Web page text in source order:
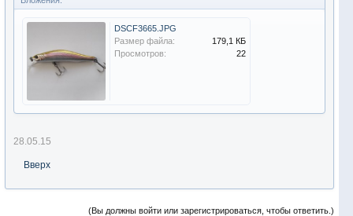
DSCF3665.JPG
Размер файла:
179,1 КБ
Просмотров:
22
28.05.15
Вверх
(Вы должны войти или зарегистрироваться, чтобы ответить.)